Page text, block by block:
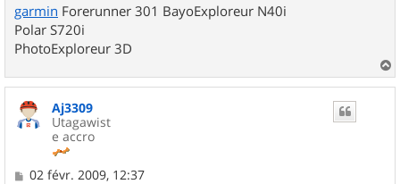
garmin Forerunner 301 BayoExploreur N40i
Polar S720i
PhotoExploreur 3D
a
Aj3309
Utagawist
e accro
M
02 févr. 2009, 12:37